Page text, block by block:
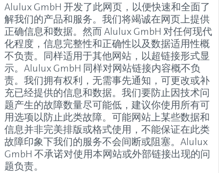
Alulux GmbH 开发了此网页，以便快速和全面了
解我们的产品和服务。我们将竭诚在网页上提供
正确信息和数据。然而 Alulux GmbH 对任何现代
化程度，信息完整性和正确性以及数据适用性概
不负责。同样适用于其他网站，以超链接形式显
示。Alulux GmbH 同样对网站链接内容概不负
责。我们拥有权利，无需事先通知，可更改或补
充已经提供的信息和数据。我们要防止因技术问
题产生的故障数量尽可能低，建议你使用所有可
用选项以防止此类故障。可能网站上某些数据和
信息并非完美排版或格式使用，不能保证在此类
故障印象下我们的服务不会间断或阻塞。Alulux
GmbH 不承诺对使用本网站或外部链接出现的问
题负责。